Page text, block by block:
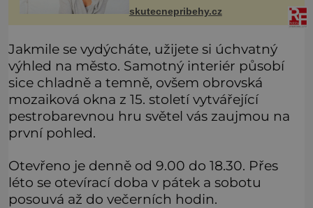
ochotný podat pomocnou ruku.
Vždycky jsem byla spíš samotářka.
skutecnepribehy.cz
Jakmile se vydýcháte, užijete si úchvatný
výhled na město. Samotný interiér působí
sice chladně a temně, ovšem obrovská
mozaiková okna z 15. století vytvářející
pestrobarevnou hru světel vás zaujmou na
první pohled.
Otevřeno je denně od 9.00 do 18.30. Přes
léto se otevírací doba v pátek a sobotu
posouvá až do večerních hodin.